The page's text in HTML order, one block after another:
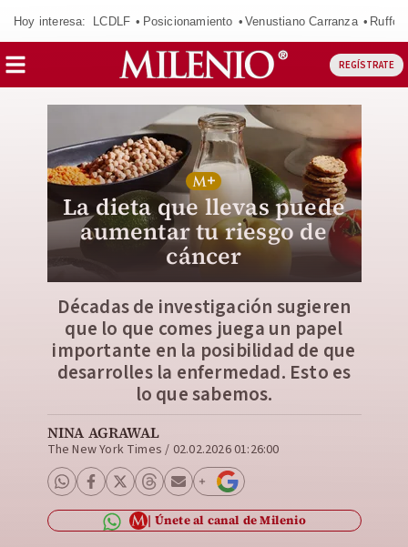
Hoy interesa: LCDLF Posicionamiento Venustiano Carranza Ruffo
REGÍSTRATE
La dieta que llevas puede
aumentar tu riesgo de
cáncer
Décadas de investigación sugieren
que lo que comes juega un papel
importante en la posibilidad de que
desarrolles la enfermedad. Esto es
lo que sabemos.
NINA AGRAWAL
The New York Times / 02.02.2026 01:26:00
Únete al canal de Milenio